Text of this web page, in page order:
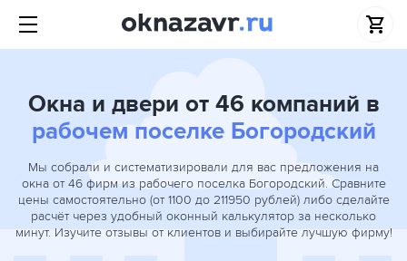
Окна и двери от 46 компаний в
рабочем поселке Богородский
Мы собрали и систематизировали для вас предложения на
окна от 46 фирм из рабочего поселка Богородский. Сравните
цены самостоятельно (от 1100 до 211950 рублей) либо сделайте
расчёт через удобный оконный калькулятор за несколько
минут. Изучите отзывы от клиентов и выбирайте лучшую фирму!